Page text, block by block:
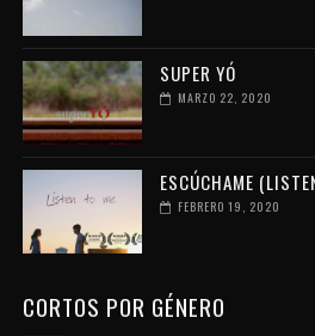
SUPER YÓ
MARZO 22, 2020
ESCÚCHAME
FEBRERO 19, 2020
CORTOS POR GÉNERO